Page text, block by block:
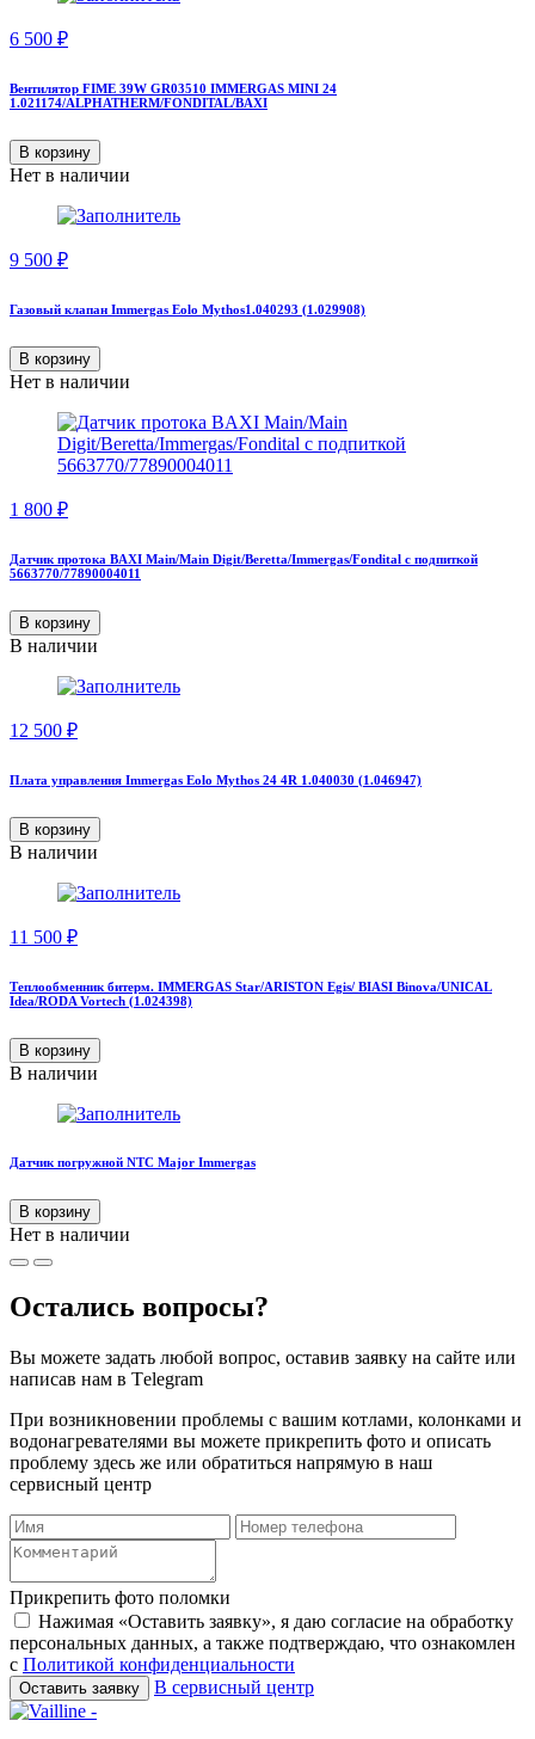
6 500 ₽
Вентилятор FIME 39W GR03510 IMMERGAS MINI 24
1.021174/ALPHATHERM/FONDITAL/BAXI
В корзину
Нет в наличии
9 500 ₽
Газовый клапан Immergas Eolo Mythos1.040293 (1.029908)
В корзину
Нет в наличии
1 800 ₽
Датчик протока BAXI Main/Main Digit/Beretta/Immergas/Fondital с подпиткой
5663770/77890004011
В корзину
В наличии
12 500 ₽
Плата управления Immergas Eolo Mythos 24 4R 1.040030 (1.046947)
В корзину
В наличии
11 500 ₽
Теплообменник битерм. IMMERGAS Star/ARISTON Egis/ BIASI Binova/UNICAL
Idea/RODA Vortech (1.024398)
В корзину
В наличии
Датчик погружной NTC Major Immergas
В корзину
Нет в наличии
Остались вопросы?
Вы можете задать любой вопрос, оставив заявку на сайте или
написав нам в Тelegram
При возникновении проблемы с вашим котлами, колонками и
водонагревателями вы можете прикрепить фото и описать
проблему здесь же или обратиться напрямую в наш
сервисный центр
Прикрепить фото поломки
Нажимая «Оставить заявку», я даю согласие на обработку
персональных данных, а также подтверждаю, что ознакомлен
с Политикой конфиденциальности
Оставить заявку В сервисный центр